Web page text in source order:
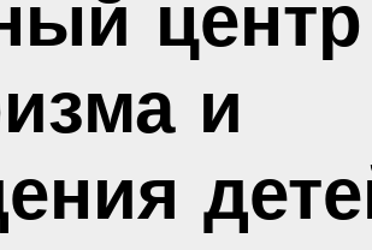
центр
и